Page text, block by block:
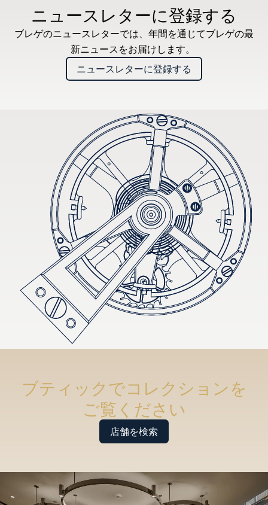
ニュースレターに登録する
ブレゲのニュースレターでは、年間を通じてブレゲの最
新ニュースをお届けします。
ニュースレターに登録する
ブティックでコレクションを
ご覧ください
店舗を検索